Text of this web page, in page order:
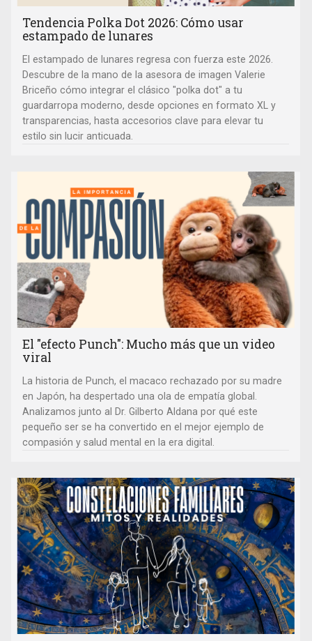
Tendencia Polka Dot 2026: Cómo usar
estampado de lunares
El estampado de lunares regresa con fuerza este 2026.
Descubre de la mano de la asesora de imagen Valerie
Briceño cómo integrar el clásico "polka dot" a tu
guardarropa moderno, desde opciones en formato XL y
transparencias, hasta accesorios clave para elevar tu
estilo sin lucir anticuada.
El "efecto Punch": Mucho más que un video
viral
La historia de Punch, el macaco rechazado por su madre
en Japón, ha despertado una ola de empatía global.
Analizamos junto al Dr. Gilberto Aldana por qué este
pequeño ser se ha convertido en el mejor ejemplo de
compasión y salud mental en la era digital.